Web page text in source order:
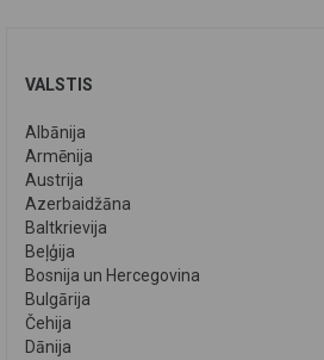
VALSTIS
Albānija
Armēnija
Austrija
Azerbaidžāna
Baltkrievija
Beļģija
Bosnija un Hercegovina
Bulgārija
Čehija
Dānija